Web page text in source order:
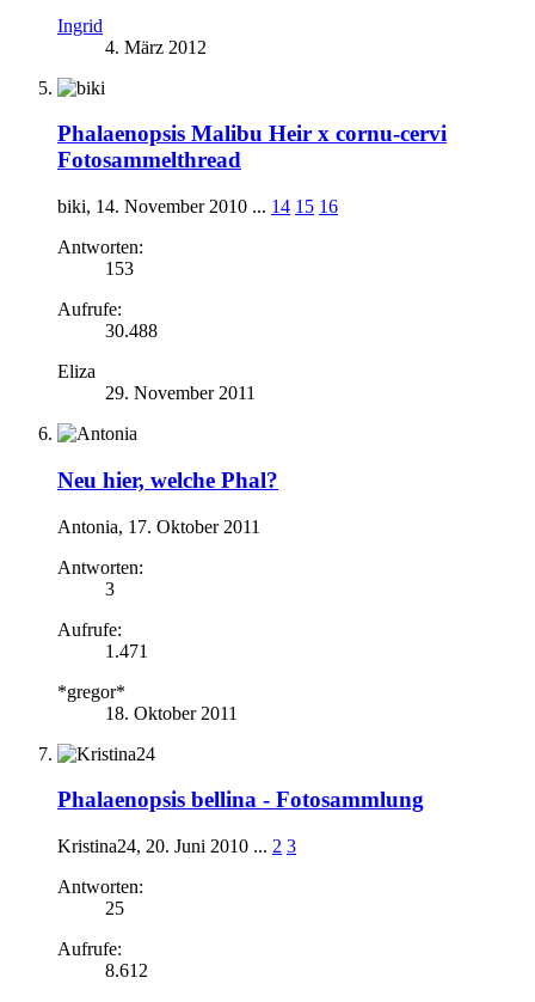
Ingrid
4. März 2012
Phalaenopsis Malibu Heir x cornu-cervi
Fotosammelthread
biki, 14. November 2010 ... 14 15 16
Antworten:
153
Aufrufe:
30.488
Eliza
29. November 2011
Neu hier, welche Phal?
Antonia, 17. Oktober 2011
Antworten:
3
Aufrufe:
1.471
*gregor*
18. Oktober 2011
Phalaenopsis bellina - Fotosammlung
Kristina24, 20. Juni 2010 ... 2 3
Antworten:
25
Aufrufe:
8.612